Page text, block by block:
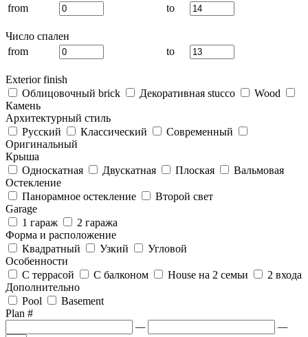
from
to
Число спален
from
to
Exterior finish
Облицовочный brick
Декоративная stucco
Wood
Камень
Архитектурный стиль
Русский
Классический
Современный
Оригинальный
Крыша
Односкатная
Двускатная Плоская
Вальмовая
Остекление
Панорамное остекление
Второй свет
Garage
1 гараж
2 гаража
Форма и расположение
Квадратный
Узкий
Угловой
Особенности
С террасой
С балконом House на 2 семьи
2 входа
Дополнительно
Pool
Basement
Plan #
—
—